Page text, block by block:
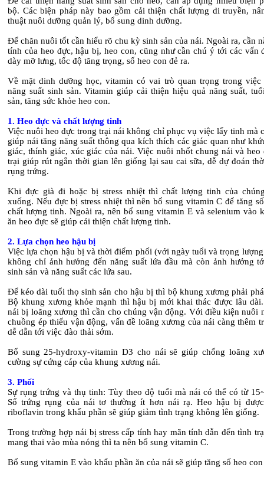
bộ. Các biện pháp này bao gồm cải thiện chất lượng di truyền,
thuật nuôi dưỡng quản lý, bổ sung dinh dưỡng.
Để chăn nuôi tốt cần hiểu rõ chu kỳ sinh sản của nái. Ngoài ra, cần
tính của heo đực, hậu bị, heo con, cũng như cần chú ý tới các vấn
dày mỡ lưng, tốc độ tăng trọng, số heo con đẻ ra.
Về mặt dinh dưỡng học, vitamin có vai trò quan trọng trong việc
năng suất sinh sản. Vitamin giúp cải thiện hiệu quả năng suất,
sản, tăng sức khỏe heo con.
1. Heo đực và chất lượng tinh
Việc nuôi heo đực trong trại nái không chỉ phục vụ việc lấy tinh mà
giúp nái tăng năng suất thông qua kích thích các giác quan như
giác, thính giác, xúc giác của nái. Việc nuôi nhốt chung nái và heo
trại giúp rút ngắn thời gian lên giống lại sau cai sữa, dễ dự đoán
rụng trứng.
Khi đực già đi hoặc bị stress nhiệt thì chất lượng tinh của
xuống. Nếu đực bị stress nhiệt thì nên bổ sung vitamin C để tăng
chất lượng tinh. Ngoài ra, nên bổ sung vitamin E và selenium vào
ăn heo đực sẽ giúp cải thiện chất lượng tinh.
2. Lựa chọn heo hậu bị
Việc lựa chọn hậu bị và thời điểm phối (với ngày tuổi và trọng
không chỉ ảnh hưởng đến năng suất lứa đầu mà còn ảnh hưởng
sinh sản và năng suất các lứa sau.
Để kéo dài tuổi thọ sinh sản cho hậu bị thì bộ khung xương phải
Bộ khung xương khỏe mạnh thì hậu bị mới khai thác được lâu
nái bị loãng xương thì cần cho chúng vận động. Với điều kiện nuôi
chuồng ép thiếu vận động, vấn đề loãng xương của nái càng thêm
dễ dẫn tới việc đào thải sớm.
Bổ sung 25-hydroxy-vitamin D3 cho nái sẽ giúp chống loãng
cường sự cứng cáp của khung xương nái.
3. Phối
Sự rụng trứng và thụ tinh: Tùy theo độ tuổi mà nái có thể có từ
Số trứng rụng của nái tơ thường ít hơn nái rạ. Heo hậu bị
riboflavin trong khẩu phần sẽ giúp giảm tình trạng không lên giống.
Trong trường hợp nái bị stress cấp tính hay mãn tính dẫn đến tình
mang thai vào mùa nóng thì ta nên bổ sung vitamin C.
Bổ sung vitamin E vào khẩu phần ăn của nái sẽ giúp tăng số heo